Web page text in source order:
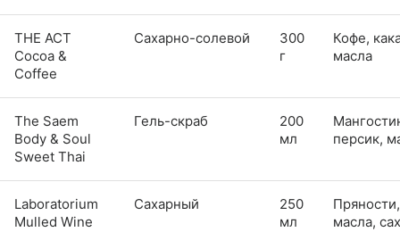
THE ACT
Cocoa &
Coffee
Сахарно-солевой
300
г
Кофе,
масла
The Saem
Body & Soul
Sweet Thai
Гель-скраб
200
мл
персик,
Laboratorium
Mulled Wine
Сахарный
250
мл
Пряности,
масла,